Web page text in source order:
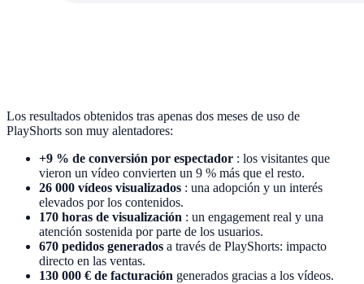
Los resultados obtenidos tras apenas dos meses de uso de
PlayShorts son muy alentadores:
+9 % de conversión por espectador : los visitantes que
vieron un vídeo convierten un 9 % más que el resto.
26 000 vídeos visualizados : una adopción y un interés
elevados por los contenidos.
170 horas de visualización : un engagement real y una
atención sostenida por parte de los usuarios.
670 pedidos generados a través de PlayShorts: impacto
directo en las ventas.
130 000 € de facturación generados gracias a los vídeos.